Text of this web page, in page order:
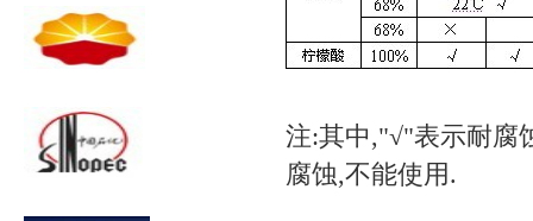
注:其中,"√"表示耐腐
腐蚀,不能使用.